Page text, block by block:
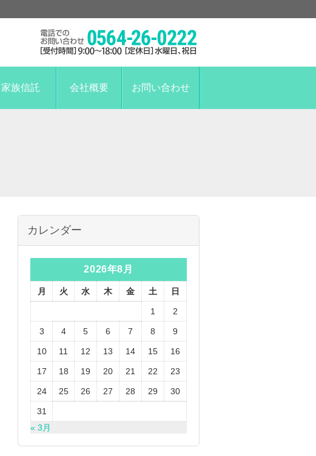
家族信託 会社概要 お問い合わせ
カレンダー
2026年8月
月 火 水 木 金 土 日
1 2
3 4 5 6 7 8 9
10 11 12 13 14 15 16
17 18 19 20 21 22 23
24 25 26 27 28 29 30
31
« 3月